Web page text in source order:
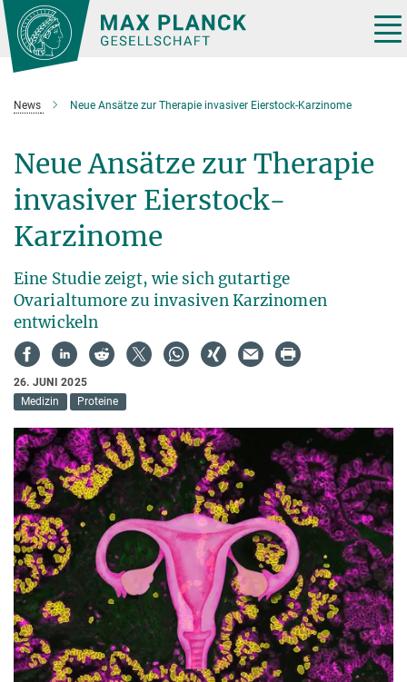
Hauptinhalt
News Neue Ansätze zur Therapie invasiver Eierstock-Karzinome
Neue Ansätze zur Therapie
invasiver Eierstock-
Karzinome
Eine Studie zeigt, wie sich gutartige
Ovarialtumore zu invasiven Karzinomen
entwickeln
26. JUNI 2025
Medizin
Proteine